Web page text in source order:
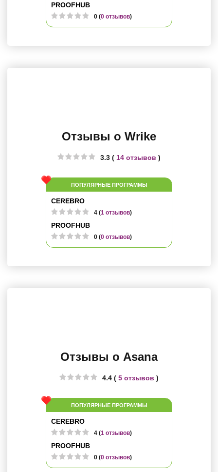
PROOFHUB
0 (0 отзывов)
Отзывы о Wrike
3.3 ( 14 отзывов )
ПОПУЛЯРНЫЕ ПРОГРАММЫ
CEREBRO
4 (1 отзывов)
PROOFHUB
0 (0 отзывов)
Отзывы о Asana
4.4 ( 5 отзывов )
ПОПУЛЯРНЫЕ ПРОГРАММЫ
CEREBRO
4 (1 отзывов)
PROOFHUB
0 (0 отзывов)